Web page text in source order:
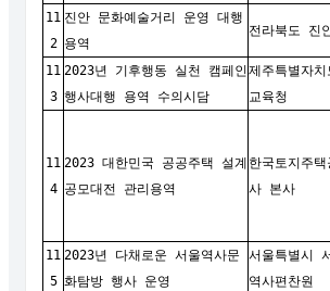
11
2
진안 문화예술거리 운영 대행
용역
전라북도 진
11
3
2023년 기후행동 실천 캠페인
행사대행 용역 수의시담
제주특별자치
교육청
11
4
2023 대한민국 공공주택 설계
공모대전 관리용역
한국토지주택
사 본사
11
5
2023년 다채로운 서울역사문
화탐방 행사 운영
서울특별시
역사편찬원